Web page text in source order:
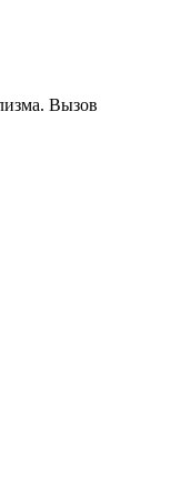
Вызов